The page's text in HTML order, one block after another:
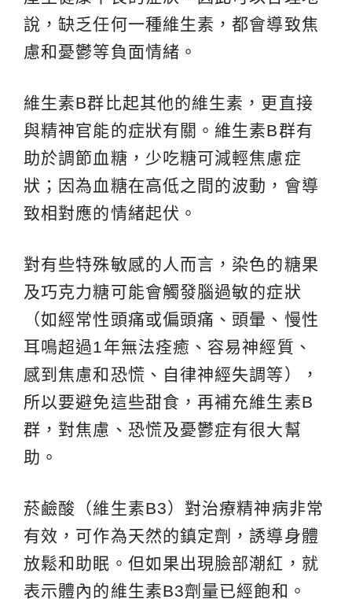
說，缺乏任何一種維生素，都會導致焦
慮和憂鬱等負面情緒。
維生素B群比起其他的維生素，更直接
與精神官能的症狀有關。維生素B群有
助於調節血糖，少吃糖可減輕焦慮症
狀；因為血糖在高低之間的波動，會導
致相對應的情緒起伏。
對有些特殊敏感的人而言，染色的糖果
及巧克力糖可能會觸發腦過敏的症狀
（如經常性頭痛或偏頭痛、頭暈、慢性
耳鳴超過1年無法痊癒、容易神經質、
感到焦慮和恐慌、自律神經失調等），
所以要避免這些甜食，再補充維生素B
群，對焦慮、恐慌及憂鬱症有很大幫
助。
菸鹼酸（維生素B3）對治療精神病非常
有效，可作為天然的鎮定劑，誘導身體
放鬆和助眠。但如果出現臉部潮紅，就
表示體內的維生素B3劑量已經飽和。